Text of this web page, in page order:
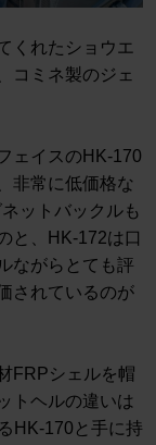
くれたショウエ
コミネ製のジェ
ェイスのHK-170
非常に低価格な
ットバックルも
と、HK-172は口
ながらとても評
されているのが
FRPシェルを帽
トヘルの違いは
HK-170と手に持